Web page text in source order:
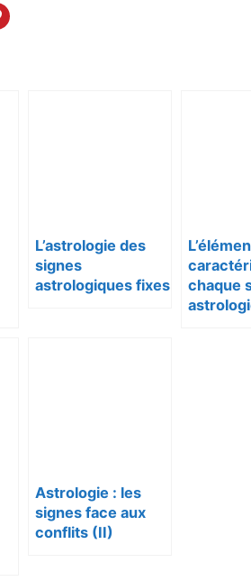
L’astrologie des
signes
astrologiques fixes
chaque
Astrologie : les
signes face aux
conflits (II)